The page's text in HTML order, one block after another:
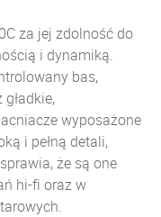
za jej zdolność do
i dynamiką.
bas,
wyposażone
i pełną detali,
że są one
hi-fi oraz w